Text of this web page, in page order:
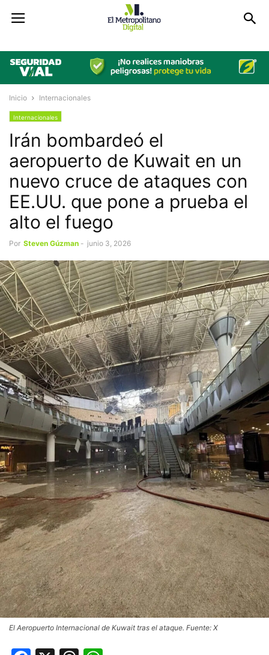
Inicio Internacionales
Internacionales
Irán bombardeó el
aeropuerto de Kuwait en un
nuevo cruce de ataques con
EE.UU. que pone a prueba el
alto el fuego
Por Steven Gúzman - junio 3, 2026
El Aeropuerto Internacional de Kuwait tras el ataque. Fuente: X